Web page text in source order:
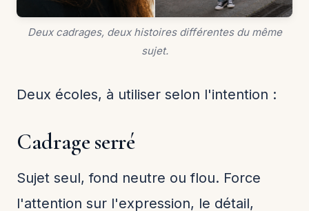
Deux cadrages, deux histoires différentes du même
sujet.
Deux écoles, à utiliser selon l'intention :
Cadrage serré
Sujet seul, fond neutre ou flou. Force
l'attention sur l'expression, le détail,